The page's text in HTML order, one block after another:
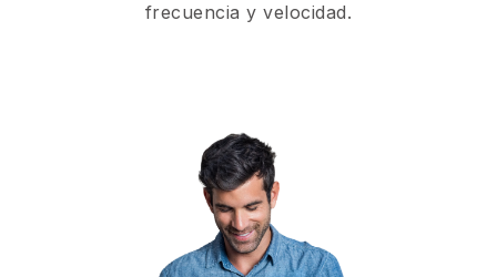
frecuencia y velocidad.